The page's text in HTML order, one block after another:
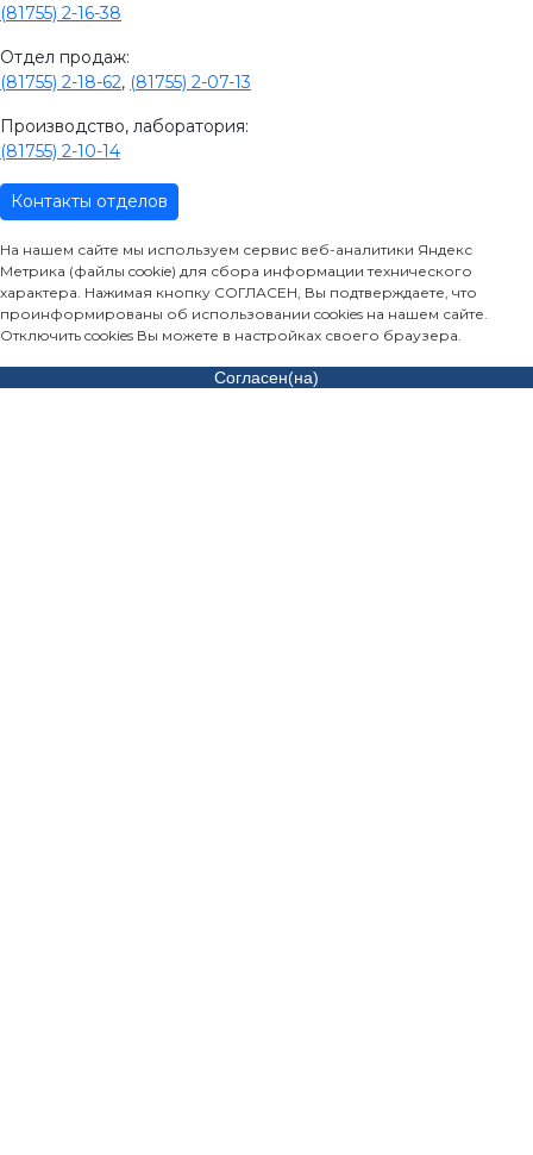
(81755) 2-16-38
Отдел продаж:
(81755) 2-18-62, (81755) 2-07-13
Производство, лаборатория:
(81755) 2-10-14
Контакты отделов
На нашем сайте мы используем сервис веб-аналитики Яндекс
Метрика (файлы cookie) для сбора информации технического
характера. Нажимая кнопку СОГЛАСЕН, Вы подтверждаете, что
проинформированы об использовании cookies на нашем сайте.
Отключить cookies Вы можете в настройках своего браузера.
Согласен(на)